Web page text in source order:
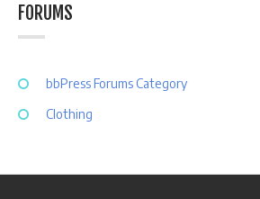
FORUMS
bbPress Forums Category
Clothing